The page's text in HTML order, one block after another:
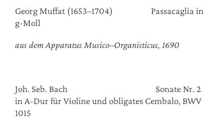
Georg Muffat (1653–1704) Passacaglia in
g-Moll
aus dem Apparatus Musico–Organisticus, 1690
Joh. Seb. Bach Sonate Nr. 2
in A-Dur für Violine und obligates Cembalo, BWV
1015